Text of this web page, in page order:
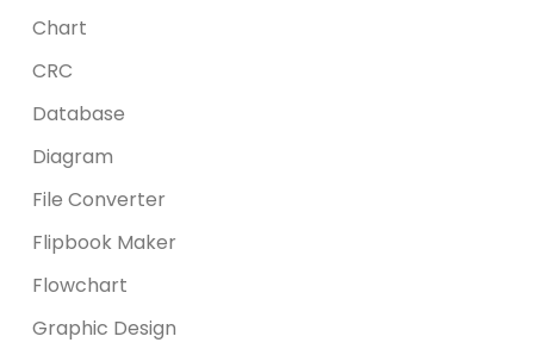
Chart
CRC
Database
Diagram
File Converter
Flipbook Maker
Flowchart
Graphic Design